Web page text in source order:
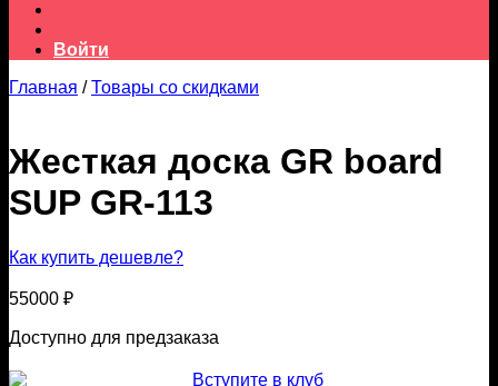
Войти
Главная / Товары со скидками
Жесткая доска GR board
SUP GR-113
Как купить дешевле?
55000 ₽
Доступно для предзаказа